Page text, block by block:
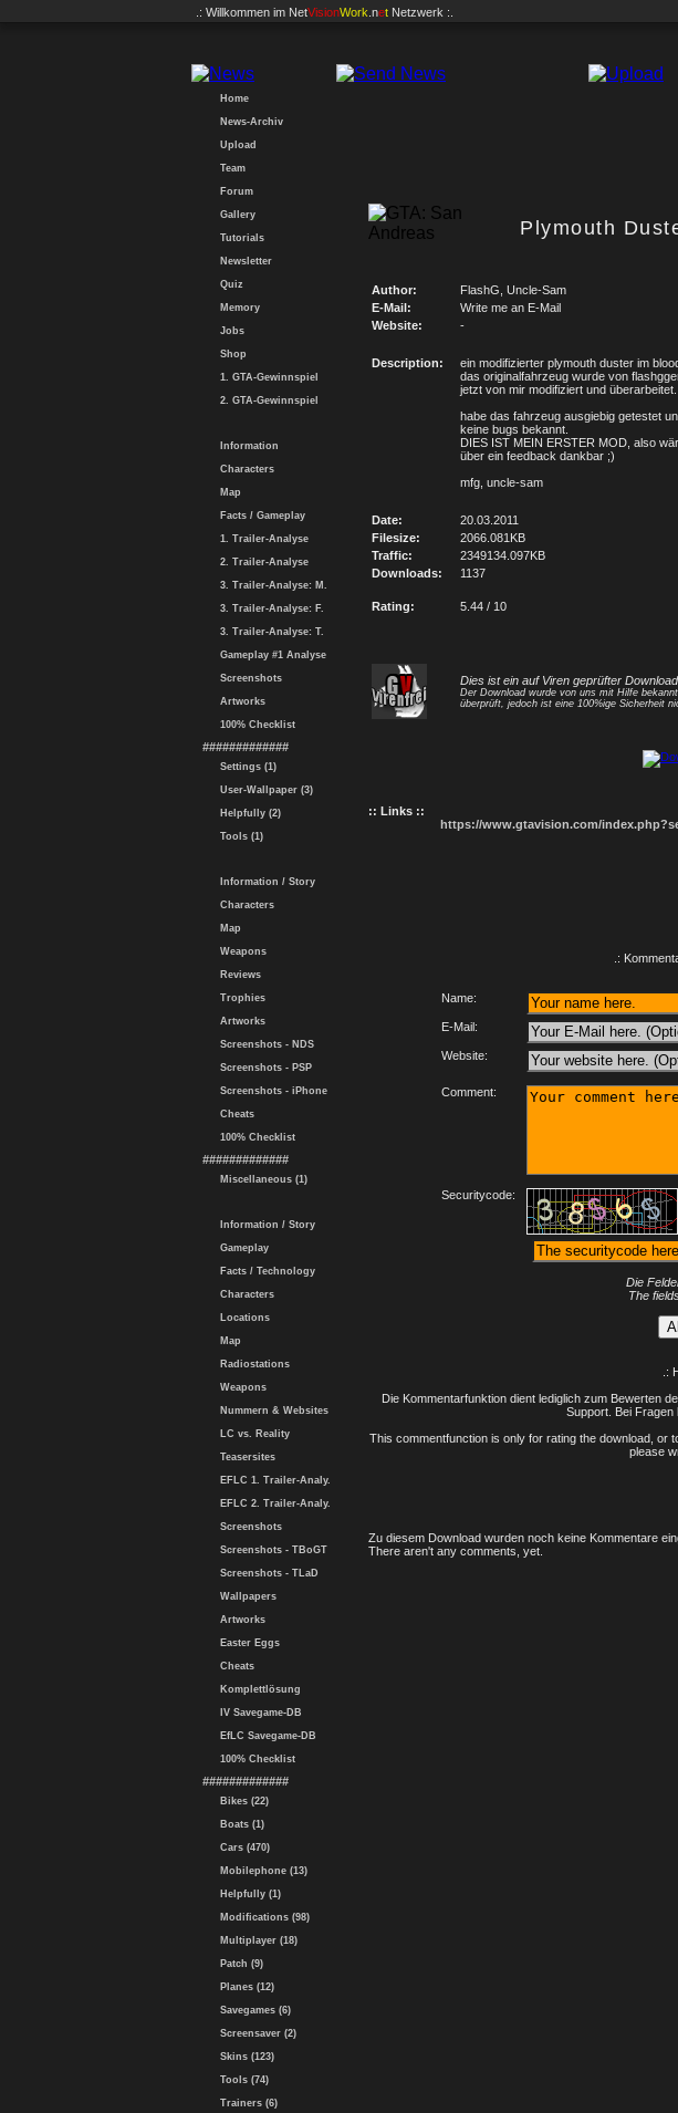
.: Willkommen im NetVisionWork .net Netzwerk :.
Home
News-Archiv
Upload
Team
Forum
Gallery
Tutorials
Newsletter
Quiz
Memory
Jobs
Shop
1. GTA-Gewinnspiel
2. GTA-Gewinnspiel
Information
Characters
Map
Facts / Gameplay
1. Trailer-Analyse
2. Trailer-Analyse
3. Trailer-Analyse: M.
3. Trailer-Analyse: F.
3. Trailer-Analyse: T.
Gameplay #1 Analyse
Screenshots
Artworks
100% Checklist
#############
Settings (1)
User-Wallpaper (3)
Helpfully (2)
Tools (1)
Information / Story
Characters
Map
Weapons
Reviews
Trophies
Artworks
Screenshots - NDS
Screenshots - PSP
Screenshots - iPhone
Cheats
100% Checklist
#############
Miscellaneous (1)
Information / Story
Gameplay
Facts / Technology
Characters
Locations
Map
Radiostations
Weapons
Nummern & Websites
LC vs. Reality
Teasersites
EFLC 1. Trailer-Analy.
EFLC 2. Trailer-Analy.
Screenshots
Screenshots - TBoGT
Screenshots - TLaD
Wallpapers
Artworks
Easter Eggs
Cheats
Komplettlösung
IV Savegame-DB
EfLC Savegame-DB
100% Checklist
#############
Bikes (22)
Boats (1)
Cars (470)
Mobilephone (13)
Helpfully (1)
Modifications (98)
Multiplayer (18)
Patch (9)
Planes (12)
Savegames (6)
Screensaver (2)
Skins (123)
Tools (74)
Trainers (6)
Plymouth
Author: FlashG, Uncle-Sam
E-Mail:
Write me an E-Mail
Website:
-
Description:
ein modifizierter plymouth duster im
das originalfahrzeug wurde von
jetzt von mir modifiziert und überarbeitet.
habe das fahrzeug ausgiebig getestet
keine bugs bekannt.
DIES IST MEIN ERSTER MOD, also
über ein feedback dankbar ;)
mfg, uncle-sam
Date:
20.03.2011
Filesize:
2066.081KB
Traffic:
2349134.097KB
Downloads:
1137
Rating: 5.44 / 10
Dies ist ein auf Viren geprüfter Download.
Der Download wurde von uns mit Hilfe
überprüft, jedoch ist eine 100%ige Sicherheit
:: Links ::
https://www.gtavision.com/
.:
Name:
E-Mail:
Website:
Comment:
Securitycode:
Die
The
.:
Die Kommentarfunktion dient lediglich zum Bewerten
Support. Bei Fragen
This commentfunction is only for rating the download, or
please
Zu diesem Download wurden noch keine Kommentare
There aren't any comments, yet.